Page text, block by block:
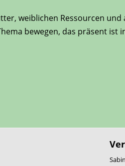
weiblichen Ressourcen
bewegen, das präsent ist